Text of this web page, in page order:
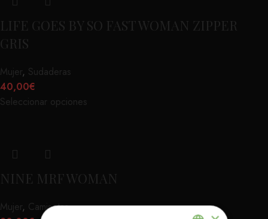
LIFE GOES BY SO FAST WOMAN ZIPPER
GRIS
Mujer, Sudaderas
40,00€
Seleccionar opciones
NINE MRF WOMAN
Mujer, Camisetas